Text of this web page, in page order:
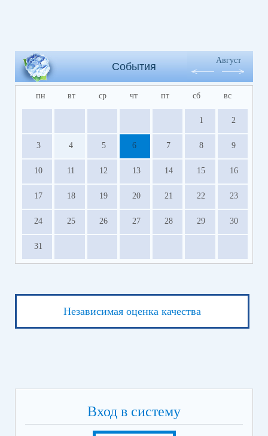
События
Август
пн вт ср чт пт сб вс
1 2
3 4 5 6 7 8 9
10 11 12 13 14 15 16
17 18 19 20 21 22 23
24 25 26 27 28 29 30
31
Независимая оценка качества
Вход в систему